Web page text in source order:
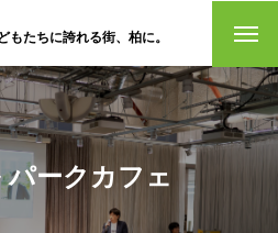
もたちに誇れる街、柏に。
パークカフェ